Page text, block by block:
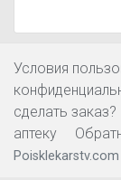
Условия
сделать заказ?
аптеку
Poisklekarstv.com